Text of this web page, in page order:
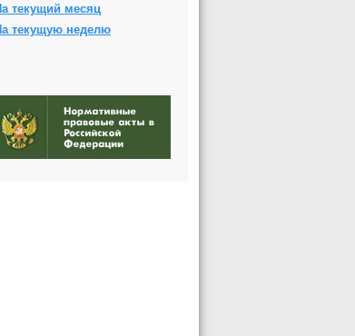
текущий месяц
текущую неделю